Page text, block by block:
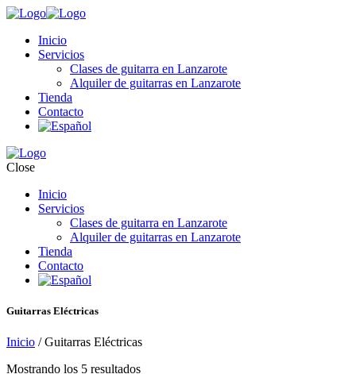
Inicio
Servicios
Clases de guitarra en Lanzarote
Alquiler de guitarras en Lanzarote
Tienda
Contacto
Close
Inicio
Servicios
Clases de guitarra en Lanzarote
Alquiler de guitarras en Lanzarote
Tienda
Contacto
Guitarras Eléctricas
Inicio / Guitarras Eléctricas
Mostrando los 5 resultados